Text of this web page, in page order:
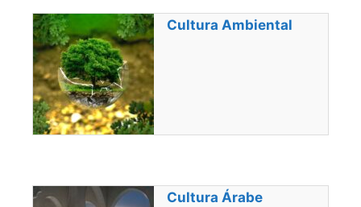
Cultura Ambiental
Cultura Árabe